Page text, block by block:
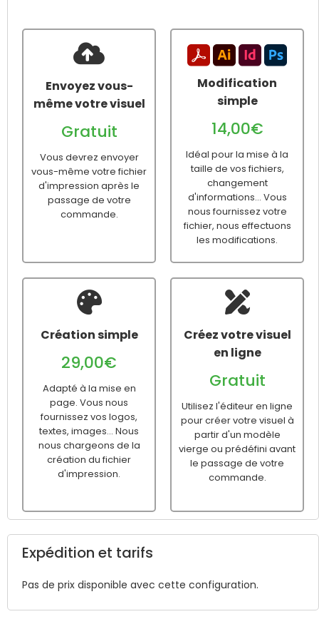
Envoyez vous-
même votre visuel
Gratuit
Vous devrez envoyer
vous-même votre fichier
d'impression après le
passage de votre
commande.
Modification
simple
14,00€
Idéal pour la mise à la
taille de vos fichiers,
changement
d'informations... Vous
nous fournissez votre
fichier, nous effectuons
les modifications.
Création simple
29,00€
Adapté à la mise en
page. Vous nous
fournissez vos logos,
textes, images... Nous
nous chargeons de la
création du fichier
d'impression.
Créez votre visuel
en ligne
Gratuit
Utilisez l'éditeur en ligne
pour créer votre visuel à
partir d'un modèle
vierge ou prédéfini avant
le passage de votre
commande.
Expédition et tarifs
Pas de prix disponible avec cette configuration.